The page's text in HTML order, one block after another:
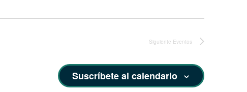
Siguiente Eventos
Suscríbete al calendario